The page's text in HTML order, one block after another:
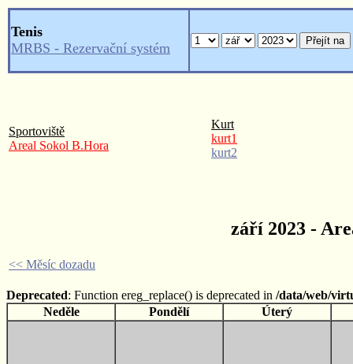
Tenis
MRBS - Rezervační systém
Sportoviště
Areal Sokol B.Hora
Kurt
kurt1
kurt2
září 2023 -
<< Měsíc dozadu
Deprecated: Function ereg_replace() is deprecated in /data/web/
Neděle
Pondělí Úterý